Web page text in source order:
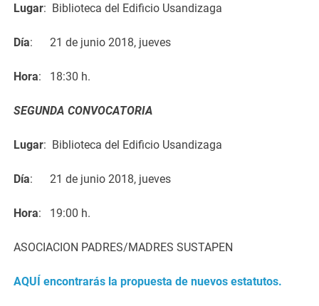
Lugar: Biblioteca del Edificio Usandizaga
Día: 21 de junio 2018, jueves
Hora: 18:30 h.
SEGUNDA CONVOCATORIA
Lugar: Biblioteca del Edificio Usandizaga
Día: 21 de junio 2018, jueves
Hora: 19:00 h.
ASOCIACION PADRES/MADRES SUSTAPEN
AQUÍ encontrarás la propuesta de nuevos estatutos.